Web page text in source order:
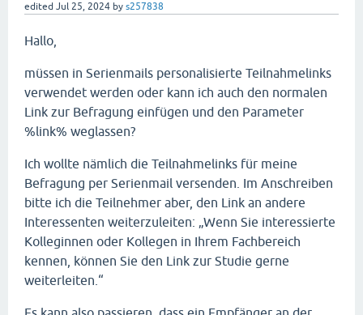
edited Jul 25, 2024 by s257838
Hallo,
müssen in Serienmails personalisierte Teilnahmelinks
verwendet werden oder kann ich auch den normalen
Link zur Befragung einfügen und den Parameter
%link% weglassen?
Ich wollte nämlich die Teilnahmelinks für meine
Befragung per Serienmail versenden. Im Anschreiben
bitte ich die Teilnehmer aber, den Link an andere
Interessenten weiterzuleiten: „Wenn Sie interessierte
Kolleginnen oder Kollegen in Ihrem Fachbereich
kennen, können Sie den Link zur Studie gerne
weiterleiten.“